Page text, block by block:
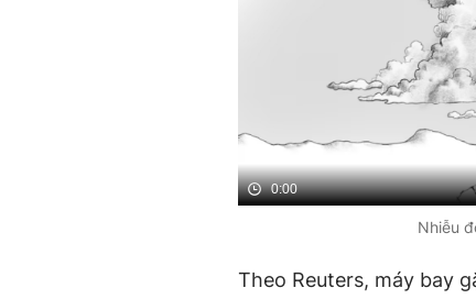
0:00
Nhiễu
Theo Reuters, máy bay